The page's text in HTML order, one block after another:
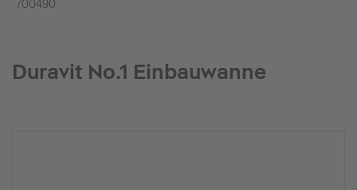
700490
Duravit No.1 Einbauwanne